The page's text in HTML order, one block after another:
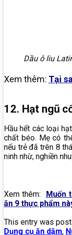
Dầu ô liu
Xem thêm: Tại
12. Hạt ngũ
Hầu hết các loại
chất béo. Mẹ có
nếu trẻ đã trên 8
ninh nhừ, nghiền
Xem thêm:
Muốn
ăn 9 thực phẩm
This entry was
Dụng cụ ăn dặm,